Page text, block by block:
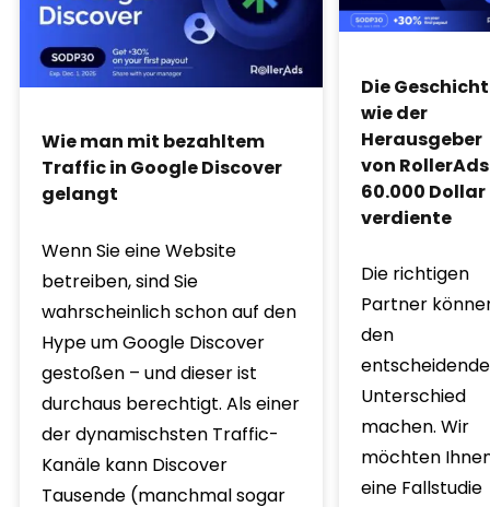
Wie man mit bezahltem
Traffic in Google Discover
gelangt
Wenn Sie eine Website
betreiben, sind Sie
wahrscheinlich schon auf den
Hype um Google Discover
gestoßen – und dieser ist
durchaus berechtigt. Als einer
der dynamischsten Traffic-
Kanäle kann Discover
Tausende (manchmal sogar
Die
wie der
Herausgeber
von RollerAds
60.000 Dollar
verdiente
Die richtigen
Partner
den
Unterschied
machen. Wir
möchten
eine Fallstudie